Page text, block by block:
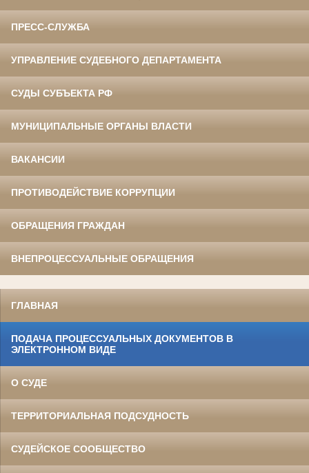
ПРЕСС-СЛУЖБА
УПРАВЛЕНИЕ СУДЕБНОГО ДЕПАРТАМЕНТА
СУДЫ СУБЪЕКТА РФ
МУНИЦИПАЛЬНЫЕ ОРГАНЫ ВЛАСТИ
ВАКАНСИИ
ПРОТИВОДЕЙСТВИЕ КОРРУПЦИИ
ОБРАЩЕНИЯ ГРАЖДАН
ВНЕПРОЦЕССУАЛЬНЫЕ ОБРАЩЕНИЯ
ГЛАВНАЯ
ПОДАЧА ПРОЦЕССУАЛЬНЫХ ДОКУМЕНТОВ В
ЭЛЕКТРОННОМ ВИДЕ
О СУДЕ
ТЕРРИТОРИАЛЬНАЯ ПОДСУДНОСТЬ
СУДЕЙСКОЕ СООБЩЕСТВО